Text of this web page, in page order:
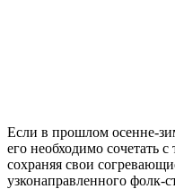
Если в прошлом осенне-
его необходимо сочетать
сохраняя свои
узконаправленного фолк-